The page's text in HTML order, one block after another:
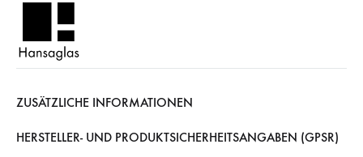
ZUSÄTZLICHE INFORMATIONEN
HERSTELLER- UND PRODUKTSICHERHEITSANGABEN (GPSR)